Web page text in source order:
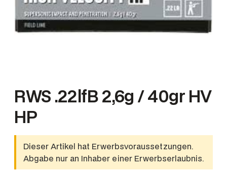
RWS .22lfB 2,6g / 40gr HV
HP
Dieser Artikel hat Erwerbsvoraussetzungen.
Abgabe nur an Inhaber einer Erwerbserlaubnis.